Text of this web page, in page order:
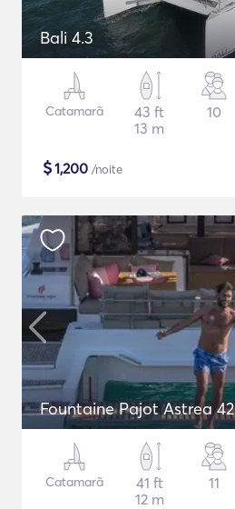
Bali 4.3
Catamarã
43 ft
13 m
10
$1,200 /noite
Fountaine Pajot Astrea 42
Catamarã
41 ft
12 m
11